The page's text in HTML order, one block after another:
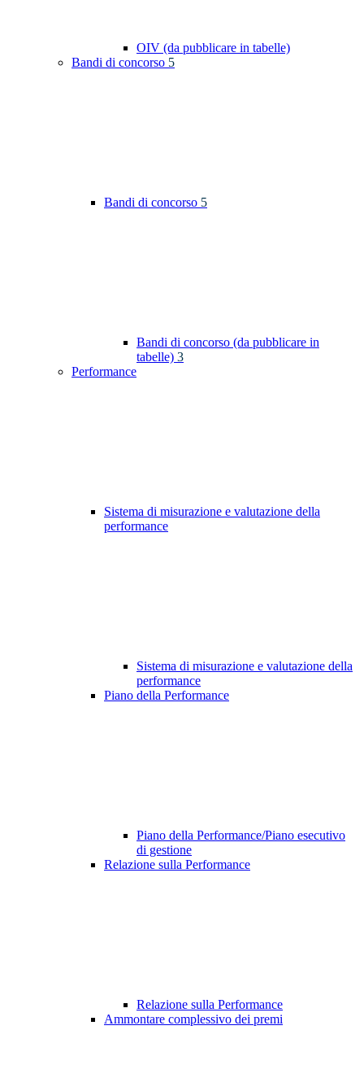
OIV (da pubblicare in tabelle)
Bandi di concorso 5
Bandi di concorso 5
Bandi di concorso (da pubblicare in
tabelle) 3
Performance
Sistema di misurazione e valutazione della
performance
Sistema di misurazione e valutazione della
performance
Piano della Performance
Piano della Performance/Piano esecutivo
di gestione
Relazione sulla Performance
Relazione sulla Performance
Ammontare complessivo dei premi